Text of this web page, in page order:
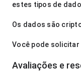
estes tipos de
Os dados são
Você pode
Avaliações e